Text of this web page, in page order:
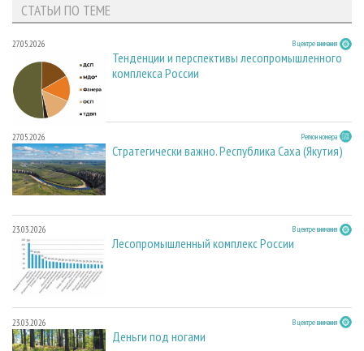
СТАТЬИ ПО ТЕМЕ
27.05.2026 В центре внимания
Тенденции и перспективы лесопромышленного
комплекса России
27.05.2026 Регион номера
Стратегически важно. Республика Саха (Якутия)
23.03.2026 В центре внимания
Лесопромышленный комплекс России
23.03.2026 В центре внимания
Деньги под ногами